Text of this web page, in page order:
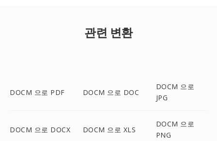
관련 변환
DOCM 으로 PDF DOCM 으로 DOC
DOCM 으로
JPG
DOCM 으로 DOCX DOCM 으로 XLS
DOCM 으로
PNG